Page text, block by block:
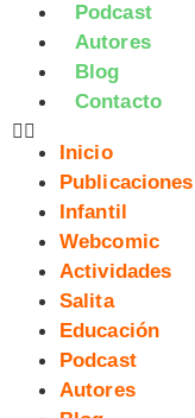
Podcast
Autores
Blog
Contacto
Inicio
Publicaciones
Infantil
Webcomic
Actividades
Salita
Educación
Podcast
Autores